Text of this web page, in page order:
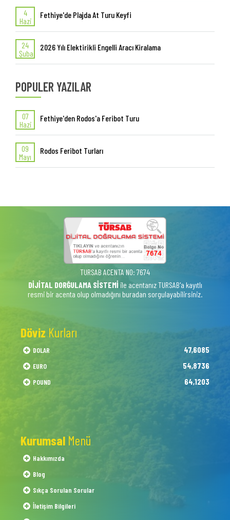
4
Hazi
Fethiye'de Plajda At Turu Keyfi
24
Şuba
2026 Yılı Elektirikli Engelli Aracı Kiralama
POPULER YAZILAR
07
Hazi
Fethiye'den Rodos'a Feribot Turu
09
Mayı
Rodos Feribot Turları
TURSAB ACENTA NO: 7674
DİJİTAL DORĞULAMA SİSTEMİ ile acentanız TURSAB'a kayıtlı
resmi bir acenta olup olmadığını buradan sorgulayabilirsiniz.
Döviz Kurları
DOLAR 47,6085
EURO 54,8736
POUND 64,1203
Kurumsal Menü
Hakkımızda
Blog
Sıkça Sorulan Sorular
İletişim Bilgileri